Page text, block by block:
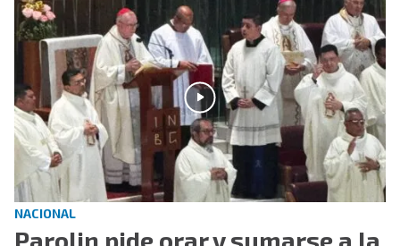
NACIONAL
Parolin pide orar y sumarse a la